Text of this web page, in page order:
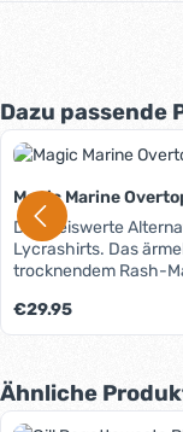
Produktgalerie
Dazu passende
Magic Marine
Die preiswerte
Lycrashirts. Das
trocknendem Rash-
Schoten, Strecker
Bekleidung
es keiner
Overtop ist
getragen wird, perfekt
Regulärer Preis:
€29.95
Produktgalerie
Ähnliche